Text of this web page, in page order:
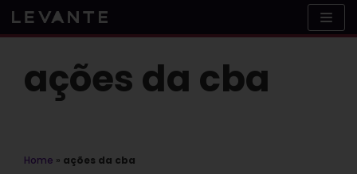
Skip
to
ações da cba
Home » ações da cba